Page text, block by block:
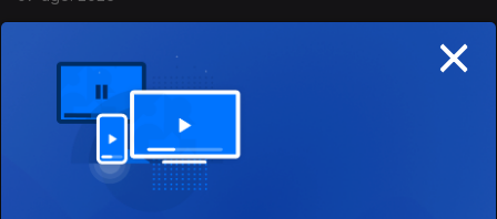
12h00 Edição Susana Lemos
07 ago. 2026
×